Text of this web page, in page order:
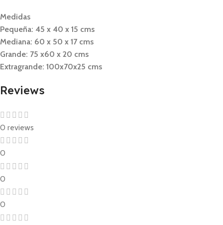
Medidas
Pequeña: 45 x 40 x 15 cms
Mediana: 60 x 50 x 17 cms
Grande: 75 x60 x 20 cms
Extragrande: 100x70x25 cms
Reviews
0 reviews
0
0
0